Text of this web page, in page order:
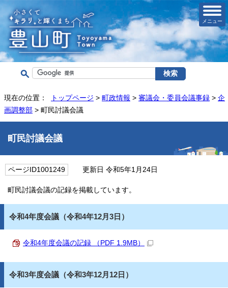
メニュー
現在の位置： トップページ > 町政情報 > 審議会・委員会議事録 > 企
画調整部 > 町民討議会議
町民討議会議
ページID1001249 更新日 令和5年1月24日
町民討議会議の記録を掲載しています。
令和4年度会議（令和4年12月3日）
令和4年度会議の記録 （PDF 1.9MB）
令和3年度会議（令和3年12月12日）